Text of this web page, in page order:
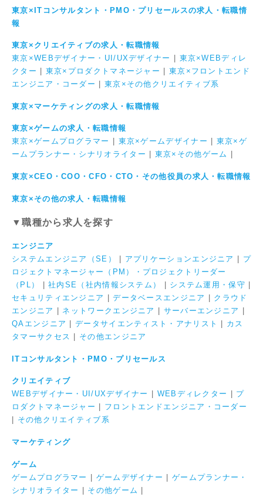
東京×ITコンサルタント・PMO・プリセールスの求人・転職情
報
東京×クリエイティブの求人・転職情報
東京×WEBデザイナー・UI/UXデザイナー
東京×WEBディレ
クター
東京×プロダクトマネージャー
東京×フロントエンド
エンジニア・コーダー
東京×その他クリエイティブ系
東京×マーケティングの求人・転職情報
東京×ゲームの求人・転職情報
東京×ゲームプログラマー
東京×ゲームデザイナー
東京×ゲ
ームプランナー・シナリオライター
東京×その他ゲーム
東京×CEO・COO・CFO・CTO・その他役員の求人・転職情報
東京×その他の求人・転職情報
▼職種から求人を探す
エンジニア
システムエンジニア（SE）
アプリケーションエンジニア
プ
ロジェクトマネージャー（PM）・プロジェクトリーダー
（PL）
|社内SE（社内情報システム） システム運用・保守
セキュリティエンジニア
|データベースエンジニア
クラウド
エンジニア
ネットワークエンジニア サーバーエンジニア
QAエンジニア
|データサイエンティスト・アナリスト
カス
タマーサクセス
その他エンジニア
ITコンサルタント・PMO・プリセールス
クリエイティブ
WEBデザイナー・UI/UXデザイナー
WEBディレクター
プ
ロダクトマネージャー
フロントエンドエンジニア・コーダー
その他クリエイティブ系
マーケティング
ゲーム
ゲームプログラマー | ゲームデザイナー | ゲームプランナー・
シナリオライター | その他ゲーム |